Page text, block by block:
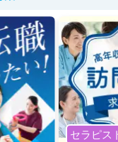
人では以下のような条件
中・残業少なめ・正
育園
がございますので、「こだ
問い合わせください。
から検索いただくことも
お申し込みいただくと、
セラピス